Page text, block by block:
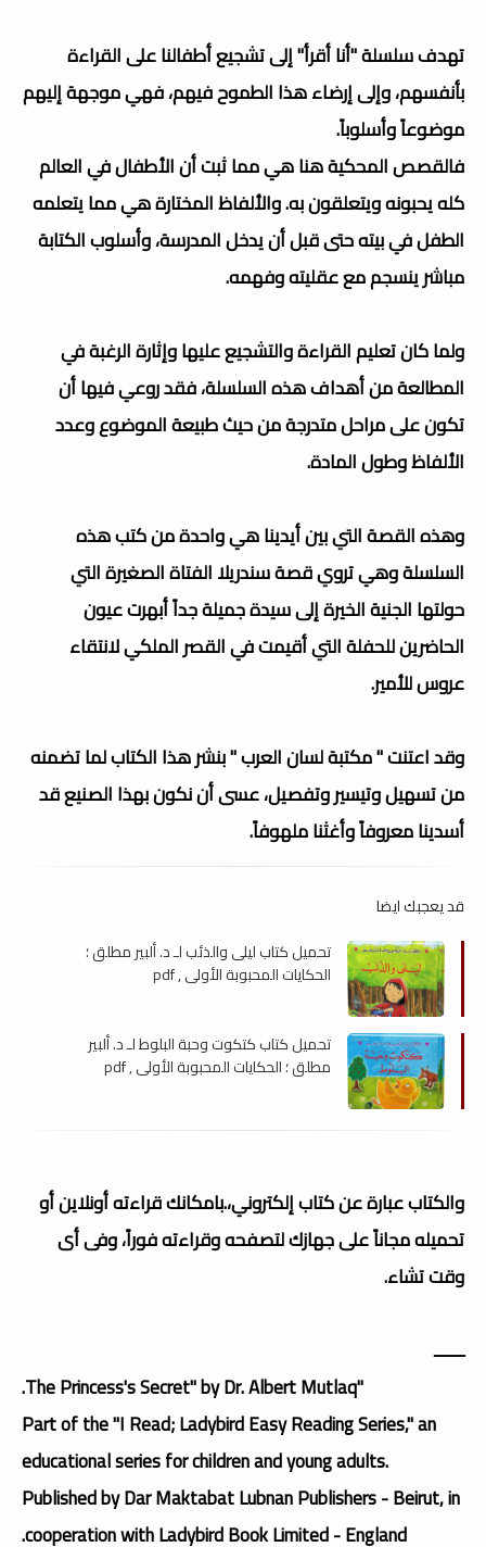
تهدف سلسلة "أنا أقرأ" إلى تشجيع أطفالنا على القراءة
بأنفسهم، وإلى إرضاء هذا الطموح فيهم، فهي موجهة إليهم
موضوعاً وأسلوباً.
فالقصص المحكية هنا هي مما ثبت أن الأطفال في العالم
كله يحبونه ويتعلقون به. والألفاظ المختارة هي مما يتعلمه
الطفل في بيته حتى قبل أن يدخل المدرسة، وأسلوب الكتابة
مباشر ينسجم مع عقليته وفهمه.
ولما كان تعليم القراءة والتشجيع عليها وإثارة الرغبة في
المطالعة من أهداف هذه السلسلة، فقد روعي فيها أن
تكون على مراحل متدرجة من حيث طبيعة الموضوع وعدد
الألفاظ وطول المادة.
وهذه القصة التي بين أيدينا هي واحدة من كتب هذه
السلسلة وهي تروي قصة سندريلا الفتاة الصغيرة التي
حولتها الجنية الخيرة إلى سيدة جميلة جداً أبهرت عيون
الحاضرين للحفلة التي أقيمت في القصر الملكي لانتقاء
عروس للأمير.
وقد اعتنت " مكتبة لسان العرب " بنشر هذا الكتاب لما تضمنه
من تسهيل وتيسير وتفصيل، عسى أن نكون بهذا الصنيع قد
أسدينا معروفاً وأغثنا ملهوفاً.
قد يعجبك ايضا
تحميل كتاب ليلى والذئب لـ د. ألبير مطلق ؛
الحكايات المحبوبة الأولى , pdf
تحميل كتاب كتكوت وحبة البلوط لـ د. ألبير
مطلق ؛ الحكايات المحبوبة الأولى , pdf
والكتاب عبارة عن كتاب إلكتروني،.بامكانك قراءته أونلاين أو
تحميله مجاناً على جهازك لتصفحه وقراءته فوراً، وفى أى
وقت تشاء.
ـــــــ
"The Princess's Secret" by Dr. Albert Mutlaq.
Part of the "I Read; Ladybird Easy Reading Series," an
educational series for children and young adults.
Published by Dar Maktabat Lubnan Publishers - Beirut, in
cooperation with Ladybird Book Limited - England.